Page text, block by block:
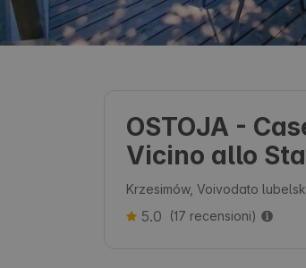
OSTOJA -
Vicino allo
Krzesimów, Voivodato
5.0 (17 recensioni)